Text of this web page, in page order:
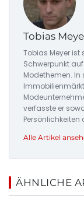
Tobias
Tobias Meyer
Schwerpunkt
Modethemen. In
verfasste er
Persönlichkeiten
Alle Artikel
ÄHNLICHE